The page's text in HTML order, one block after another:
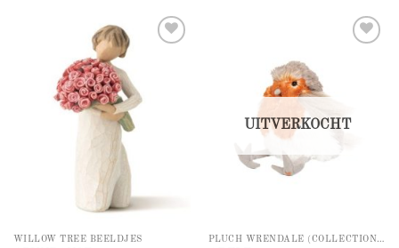
WILLOW TREE BEELDJES
UITVERKOCHT
PLUCH WRENDALE (COLLECTION - KEYRINGS)